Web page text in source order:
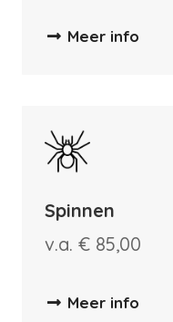
Meer info
Spinnen
v.a. € 85,00
Meer info